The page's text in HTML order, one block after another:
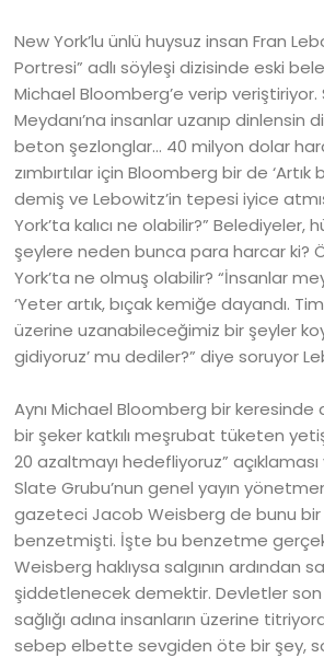
New York’lu ünlü huysuz insan Fran
Portresi” adlı söyleşi dizisinde eski
Michael Bloomberg’e verip veriştiriyor.
Meydanı’na insanlar uzanıp dinlensin
beton şezlonglar… 40 milyon dolar
zımbırtılar için Bloomberg bir de ‘Artık
demiş ve Lebowitz’in tepesi iyice
York’ta kalıcı ne olabilir?” Belediyeler,
şeylere neden bunca para harcar ki?
York’ta ne olmuş olabilir? “İnsanlar
‘Yeter artık, bıçak kemiğe dayandı.
üzerine uzanabileceğimiz bir şeyler
gidiyoruz’ mu dediler?” diye soruyor
Aynı Michael Bloomberg bir keresinde
bir şeker katkılı meşrubat tüketen
20 azaltmayı hedefliyoruz” açıklaması
Slate Grubu’nun genel yayın
gazeteci Jacob Weisberg de bunu bir
benzetmişti. İşte bu benzetme
Weisberg haklıysa salgının ardından
şiddetlenecek demektir. Devletler son
sağlığı adına insanların üzerine
sebep elbette sevgiden öte bir şey,